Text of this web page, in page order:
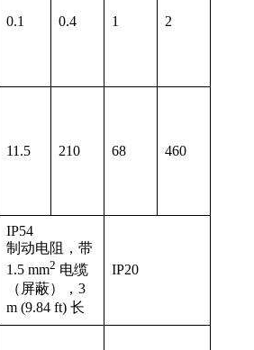
0.1 0.4 1 2
11.5 210 68 460
IP54
制动电阻，带
1.5 mm2 电缆
（屏蔽），3
m (9.84 ft) 长
IP20